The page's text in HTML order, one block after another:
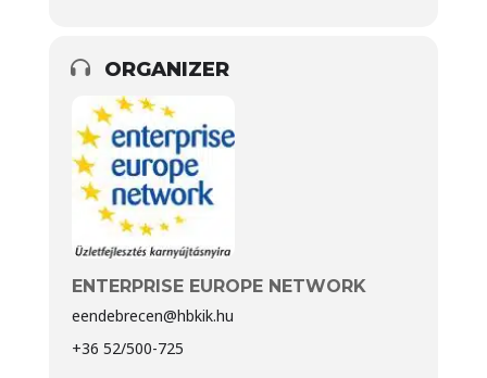
ORGANIZER
ENTERPRISE EUROPE NETWORK
eendebrecen@hbkik.hu
+36 52/500-725